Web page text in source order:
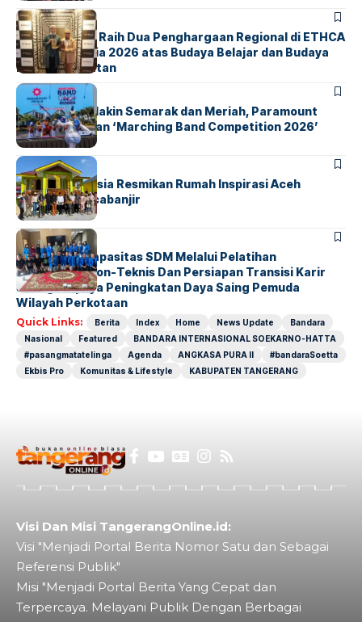
BERITA
ParagonCorp Raih Dua Penghargaan Regional di ETHCA
Southeast Asia 2026 atas Budaya Belajar dan Budaya
Kebermanfaatan
BERITA INDEX
Akhir Pekan Makin Semarak dan Meriah, Paramount
Petals Hadirkan ‘Marching Band Competition 2026’
BERITAHOME
AirNav Indonesia Resmikan Rumah Inspirasi Aceh
Tamiang Pascabanjir
BERITAINDEX
Penguatan Kapasitas SDM Melalui Pelatihan
Kompetensi Non-Teknis Dan Persiapan Transisi Karir
Sebagai Upaya Peningkatan Daya Saing Pemuda
Wilayah Perkotaan
Quick Links: Berita Index Home News Update
Bandara
Nasional
Featured
BANDARA INTERNASIONAL SOEKARNO-HATTA
#pasangmatatelinga
Agenda ANGKASA PURA II
#bandaraSoetta
Ekbis Pro
Komunitas & Lifestyle KABUPATEN TANGERANG
Visi Dan Misi TangerangOnline.id:
Visi "Menjadi Portal Berita Nomor Satu dan Sebagai
Referensi Publik"
Misi "Menjadi Portal Berita Yang Cepat dan
Terpercaya. Melayani Publik Dengan Berbagai